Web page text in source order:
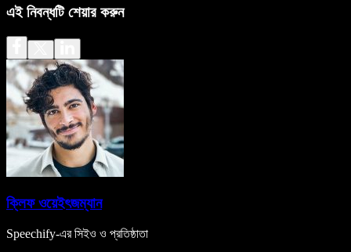
এই নিবন্ধটি শেয়ার করুন
ক্লিফ ওয়েইৎজম্যান
Speechify-এর সিইও ও প্রতিষ্ঠাতা